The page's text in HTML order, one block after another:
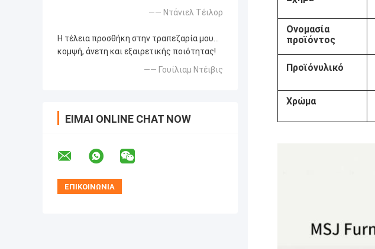
—— Ντάνιελ Τέιλορ
Η τέλεια προσθήκη στην τραπεζαρία μου...
κομψή, άνετη και εξαιρετικής ποιότητας!
—— Γουίλιαμ Ντέιβις
ΕΊΜΑΙ ONLINE CHAT NOW
Ονομασία
προϊόντος
Προϊόνυλικό
Χρώμα